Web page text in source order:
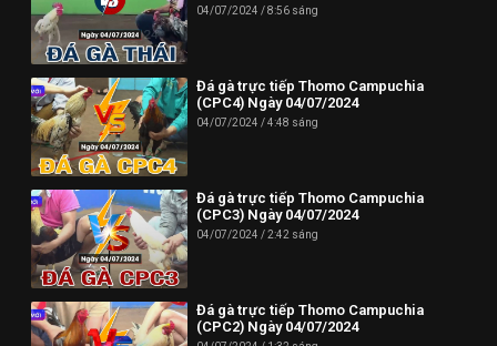
04/07/2024 8:56 sáng
Đá gà trực tiếp Thomo Campuchia
(CPC4) Ngày 04/07/2024
04/07/2024 4:48 sáng
Đá gà trực tiếp Thomo Campuchia
(CPC3) Ngày 04/07/2024
04/07/2024 2:42 sáng
Đá gà trực tiếp Thomo Campuchia
(CPC2) Ngày 04/07/2024